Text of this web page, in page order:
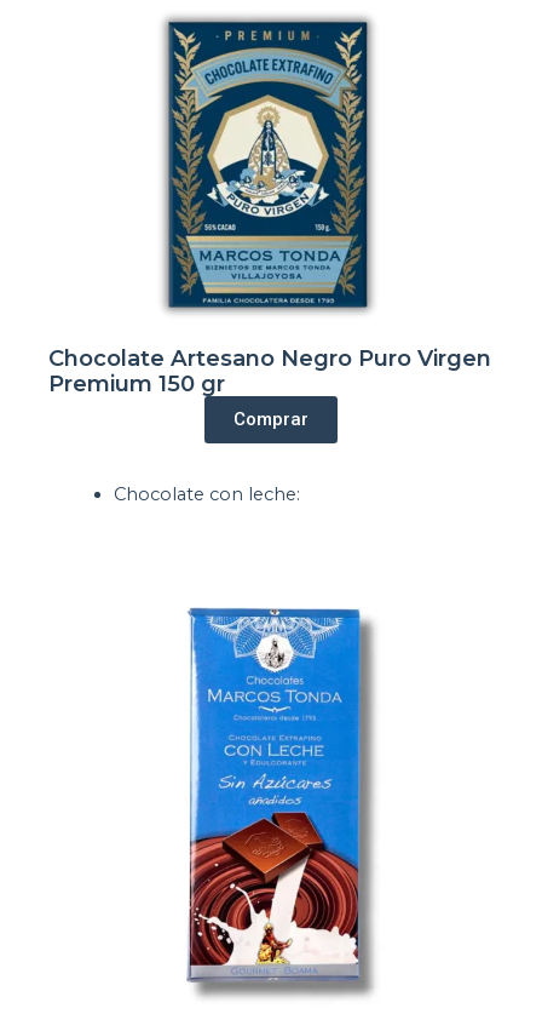
Chocolate Artesano Negro Puro Virgen
Premium 150 gr
Comprar
Chocolate con leche: